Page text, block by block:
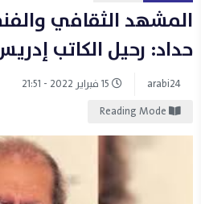
المشهد الثقافي
حداد: رحيل الكاتب
arabi24